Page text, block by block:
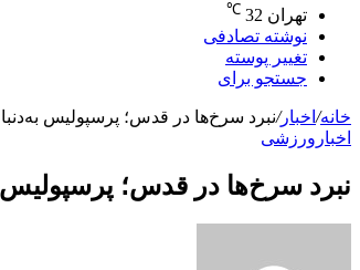
تهران 32
℃
نوشته تصادفی
تغییر پوسته
جستجو برای
خانه/ اخبار/نبرد سرخ‌ها در قدس؛ پرسپولیس به‌دنبال
اخبار ورزشی
نبرد سرخ‌ها در قدس؛ پرسپولیس